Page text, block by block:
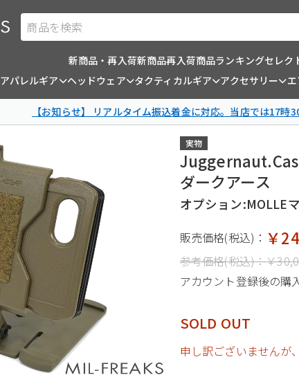
商品を検索
新商品・再入荷新商品再入荷商品ランキングセレク
アパレルギア ヘッドウェア タクティカルギア アクセサリー
【お知らせ】 リアルタイム振込着金に対応。当店では17時
実物
ダークアース
オプション:MOLLE
販売価格(税込)： ￥
参考価格(税込)：￥
アカウント登録後の購
SOLD OUT
申し訳ございませんが